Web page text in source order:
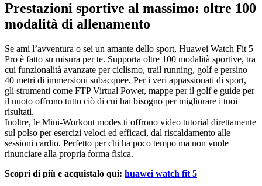
Prestazioni sportive al massimo: oltre 100
modalità di allenamento
Se ami l’avventura o sei un amante dello sport, Huawei Watch Fit 5
Pro è fatto su misura per te. Supporta oltre 100 modalità sportive, tra
cui funzionalità avanzate per ciclismo, trail running, golf e persino
40 metri di immersioni subacquee. Per i veri appassionati di sport,
gli strumenti come FTP Virtual Power, mappe per il golf e guide per
il nuoto offrono tutto ciò di cui hai bisogno per migliorare i tuoi
risultati.
Inoltre, le Mini-Workout modes ti offrono video tutorial direttamente
sul polso per esercizi veloci ed efficaci, dal riscaldamento alle
sessioni cardio. Perfetto per chi ha poco tempo ma non vuole
rinunciare alla propria forma fisica.
Scopri di più e acquistalo qui: huawei watch fit 5